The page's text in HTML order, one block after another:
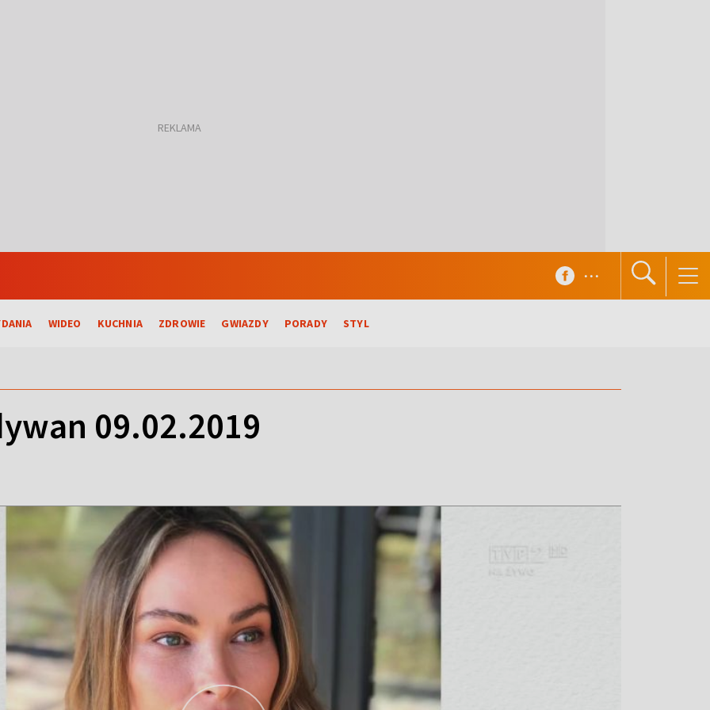
WIDEO KUCHNIA ZDROWIE GWIAZDY PORADY STYL
...
09.02.2019